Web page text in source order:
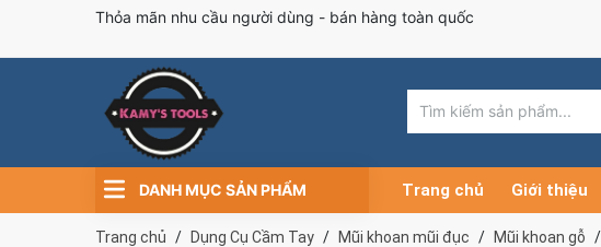
Thỏa mãn nhu cầu người dùng - bán hàng toàn quốc
DANH MỤC SẢN PHẨM Trang chủ Giới thiệu
Trang chủ Dụng Cụ Cầm Tay Mũi khoan mũi đục Mũi khoan gỗ